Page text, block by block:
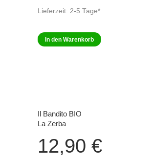
Lieferzeit: 2-5 Tage*
In den Warenkorb
Il Bandito BIO
La Zerba
12,90 €